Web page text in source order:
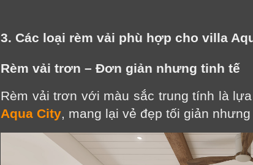
3. Các loại rèm vải phù hợp cho villa
Rèm vải trơn – Đơn giản nhưng tinh tế
Rèm vải trơn với màu sắc trung tính là
Aqua City, mang lại vẻ đẹp tối giản